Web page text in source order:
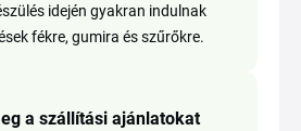
idején gyakran indulnak
fékre, gumira és szűrőkre.
a szállítási ajánlatokat